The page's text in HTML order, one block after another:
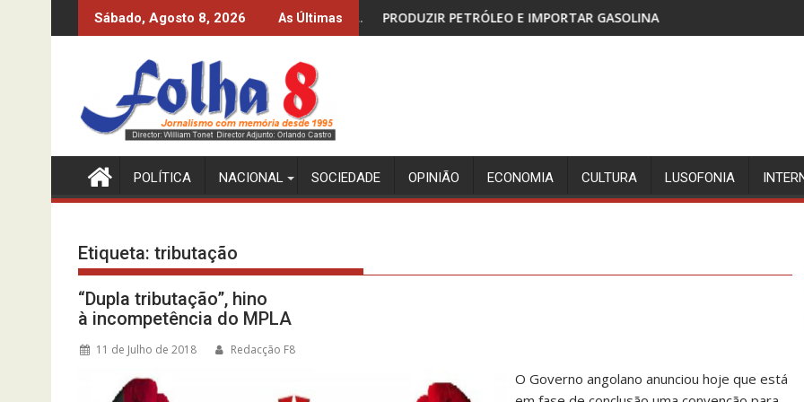
to
Sábado, Agosto 8, 2026 As Últimas
DOS 10%? O INE-MPLA DIZ QUE SIM… PRODUZIR PETRÓLEO E IMPORTAR GASOLINA CABINDA, TERRITÓRIO SEM
POLÍTICA NACIONAL SOCIEDADE OPINIÃO ECONOMIA CULTURA LUSOFONIA
Etiqueta: tributação
“Dupla tributação”, hino
à incompetência do MPLA
11 de Julho de 2018 Redacção F8
O Governo angolano anunciou hoje que está